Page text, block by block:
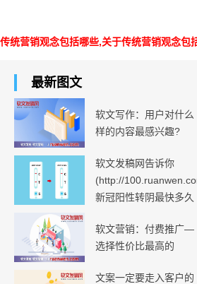
传统营销观念包括哪些,关于传统营销观念包
最新图文
软文写作：用户对什么
样的内容最感兴趣?
软文发稿网告诉你
(http://
新冠阳性转阴最快多久
软文营销：付费推广—
选择性价比最高的
文案一定要走入客户的